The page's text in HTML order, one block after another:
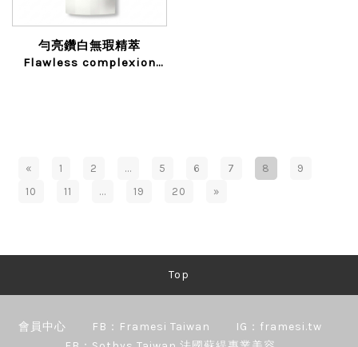
勻亮鑽白無瑕精萃
Flawless complexion
« 1 2 ... 5 6 7 8
9
10
11 ... 19 20 »
Top
會員中心 FB：Framesi Taiwan
IG：framesi.tw